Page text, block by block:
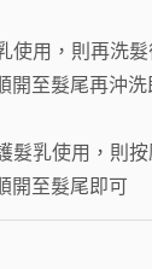
使用，則再洗
開至髮尾再沖洗
髮乳使用，則
開至髮尾即可